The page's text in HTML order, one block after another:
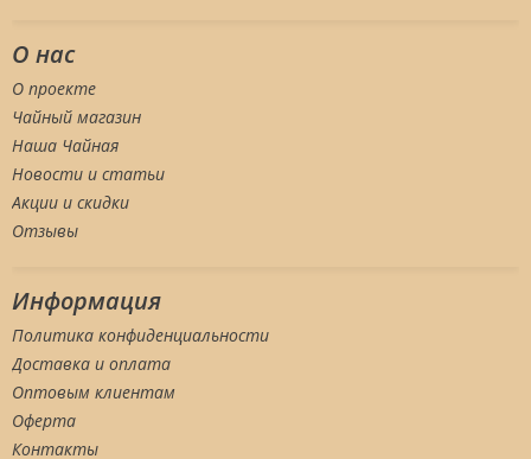
О нас
О проекте
Чайный магазин
Наша Чайная
Новости и статьи
Акции и скидки
Отзывы
Информация
Политика конфиденциальности
Доставка и оплата
Оптовым клиентам
Оферта
Контакты